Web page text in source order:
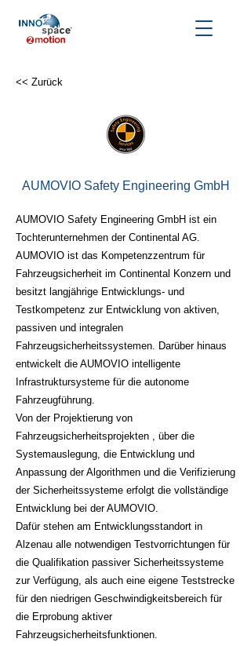
<< Zurück
AUMOVIO Safety Engineering GmbH
AUMOVIO Safety Engineering GmbH ist ein
Tochterunternehmen der Continental AG.
AUMOVIO ist das Kompetenzzentrum für
Fahrzeugsicherheit im Continental Konzern und
besitzt langjährige Entwicklungs- und
Testkompetenz zur Entwicklung von aktiven,
passiven und integralen
Fahrzeugsicherheitssystemen. Darüber hinaus
entwickelt die AUMOVIO intelligente
Infrastruktursysteme für die autonome
Fahrzeugführung.
Von der Projektierung von
Fahrzeugsicherheitsprojekten , über die
Systemauslegung, die Entwicklung und
Anpassung der Algorithmen und die Verifizierung
der Sicherheitssysteme erfolgt die vollständige
Entwicklung bei der AUMOVIO.
Dafür stehen am Entwicklungsstandort in
Alzenau alle notwendigen Testvorrichtungen für
die Qualifikation passiver Sicherheitssysteme
zur Verfügung, als auch eine eigene Teststrecke
für den niedrigen Geschwindigkeitsbereich für
die Erprobung aktiver
Fahrzeugsicherheitsfunktionen.